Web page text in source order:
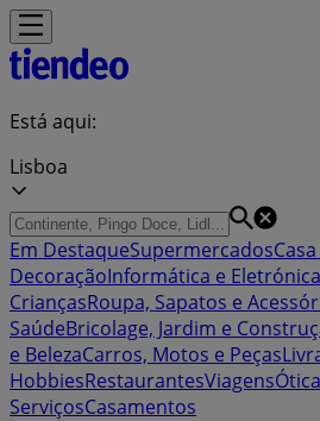
Está aqui:
Lisboa
Em DestaqueSupermercados
DecoraçãoInformática e Eletrónica
CriançasRoupa, Sapatos e
SaúdeBricolage, Jardim e
e BelezaCarros, Motos e Peças
HobbiesRestaurantesViagens
ServiçosCasamentos